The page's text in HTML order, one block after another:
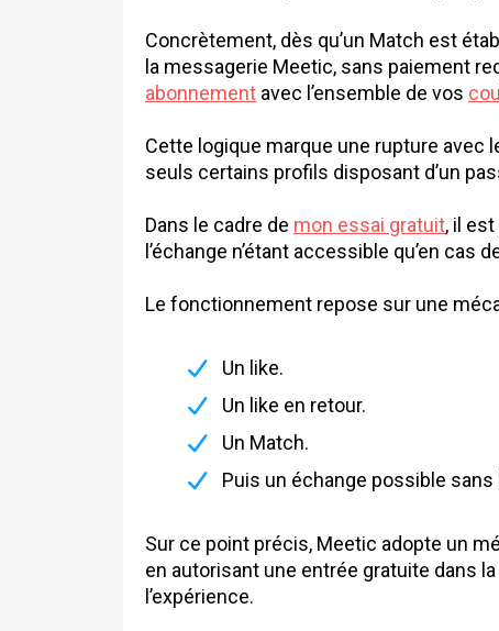
Concrètement, dès qu’un Match est
la messagerie Meetic, sans paiement
abonnement avec l’ensemble de vos
Cette logique marque une rupture avec
seuls certains profils disposant d’un
Dans le cadre de mon essai gratuit, il
l’échange n’étant accessible qu’en cas
Le fonctionnement repose sur une
Un like.
Un like en retour.
Un Match.
Puis un échange possible sans
Sur ce point précis, Meetic adopte un
en autorisant une entrée gratuite dans
l’expérience.